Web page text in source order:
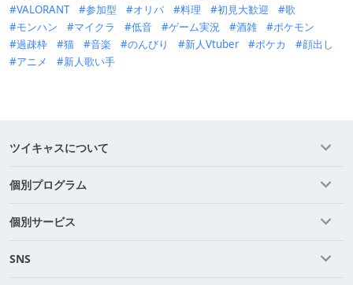
VALORANT
参加型 オリパ 料理 初見大歓迎
歌
モンハン
マイクラ 低音 ゲーム実況 酒雑
ポケモン
過疎枠
猫 音楽 のんびり 新人Vtuber ポケカ
顔出し
アニメ
新人歌い手
ツイキャスについて
個別プログラム
個別サービス
SNS